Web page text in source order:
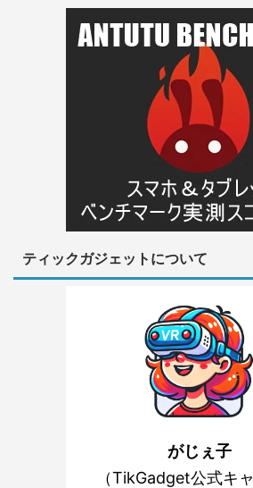
ティックガジェットについて
がじぇ子
（TikGadget公式キ